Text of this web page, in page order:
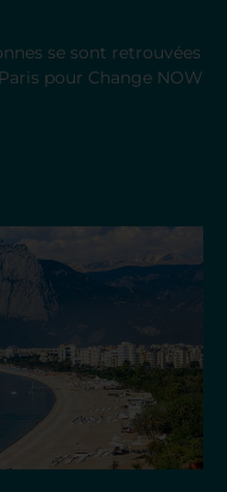
se sont retrouvées
pour Change NOW